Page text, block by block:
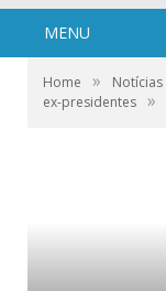
MENU
Home » Notícias
ex-presidentes »